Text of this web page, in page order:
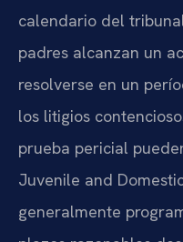
calendario del
padres alcanzan un
resolverse en un
los litigios
prueba pericial
Juvenile and
generalmente